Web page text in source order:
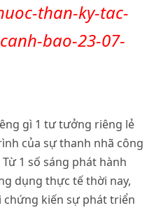
than-ky-tac-
bao-23-07-
gì 1 tư tưởng riêng lẻ
của sự thanh nhã công
1 số sáng phát hành
dụng thực tế thời nay,
kiến sự phát triển